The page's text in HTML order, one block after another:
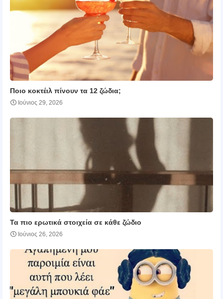
Ποιο κοκτέιλ πίνουν τα 12 ζώδια;
Ιούνιος 29, 2026
Τα πιο ερωτικά στοιχεία σε κάθε ζώδιο
Ιούνιος 26, 2026